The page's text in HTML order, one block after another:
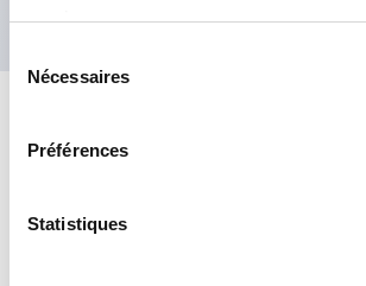
services.
Nécessaires
Préférences
Statistiques